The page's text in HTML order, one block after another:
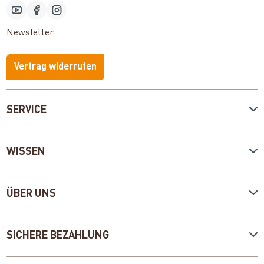
SERVICE
WISSEN
ÜBER UNS
Newsletter
Vertrag widerrufen
SICHERE BEZAHLUNG